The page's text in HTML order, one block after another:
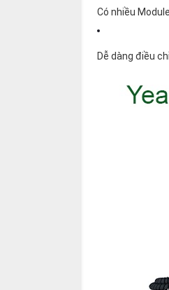
Có nhiều
Dễ dàng điều